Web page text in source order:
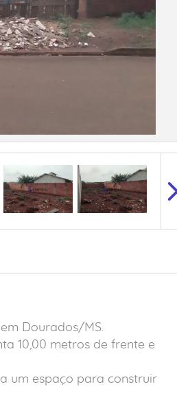
Dourados/MS.
10,00 metros de frente e
um espaço para construir